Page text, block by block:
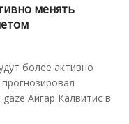
менять
более активно
Айгар Калвитис в